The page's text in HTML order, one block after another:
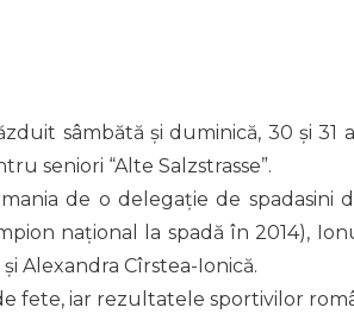
sâmbătă și duminică, 30 și 31
seniori “Alte Salzstrasse”.
de o delegație de spadasini
național la spadă în 2014),
Alexandra Cîrstea-Ionică.
fete, iar rezultatele sportivilor